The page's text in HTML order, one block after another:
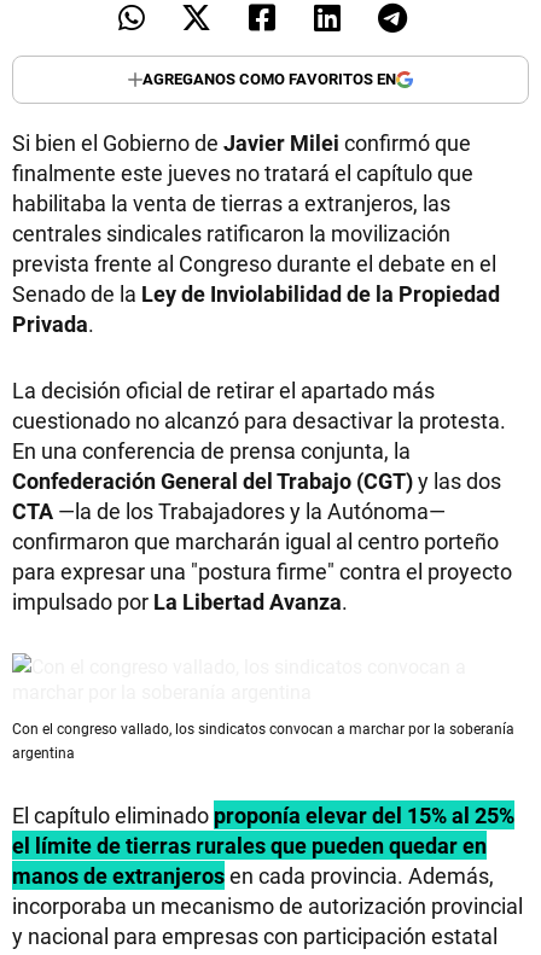
AGREGANOS COMO FAVORITOS EN
Si bien el Gobierno de Javier Milei confirmó que
finalmente este jueves no tratará el capítulo que
habilitaba la venta de tierras a extranjeros, las
centrales sindicales ratificaron la movilización
prevista frente al Congreso durante el debate en el
Senado de la Ley de Inviolabilidad de la Propiedad
Privada.
La decisión oficial de retirar el apartado más
cuestionado no alcanzó para desactivar la protesta.
En una conferencia de prensa conjunta, la
Confederación General del Trabajo (CGT)y las dos
CTA —la de los Trabajadores y la Autónoma—
confirmaron que marcharán igual al centro porteño
para expresar una "postura firme" contra el proyecto
impulsado por La Libertad Avanza.
Con el congreso vallado, los sindicatos convocan a marchar por la soberanía
argentina
El capítulo eliminado proponía elevar del 15% al 25%
el límite de tierras rurales que pueden quedar en
manos de extranjerosen cada provincia. Además,
incorporaba un mecanismo de autorización provincial
y nacional para empresas con participación estatal